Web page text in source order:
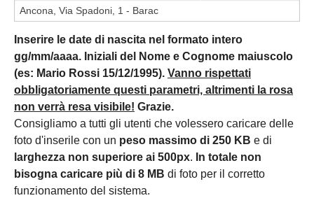
Inserire le date di nascita nel formato intero
gg/mm/aaaa. Iniziali del Nome e Cognome maiuscolo
(es: Mario Rossi 15/12/1995). Vanno rispettati
obbligatoriamente questi parametri, altrimenti la rosa
non verrà resa visibile! Grazie.
Consigliamo a tutti gli utenti che volessero caricare delle
foto d'inserile con un peso massimo di 250 KB e di
larghezza non superiore ai 500px. In totale non
bisogna caricare più di 8 MB di foto per il corretto
funzionamento del sistema.